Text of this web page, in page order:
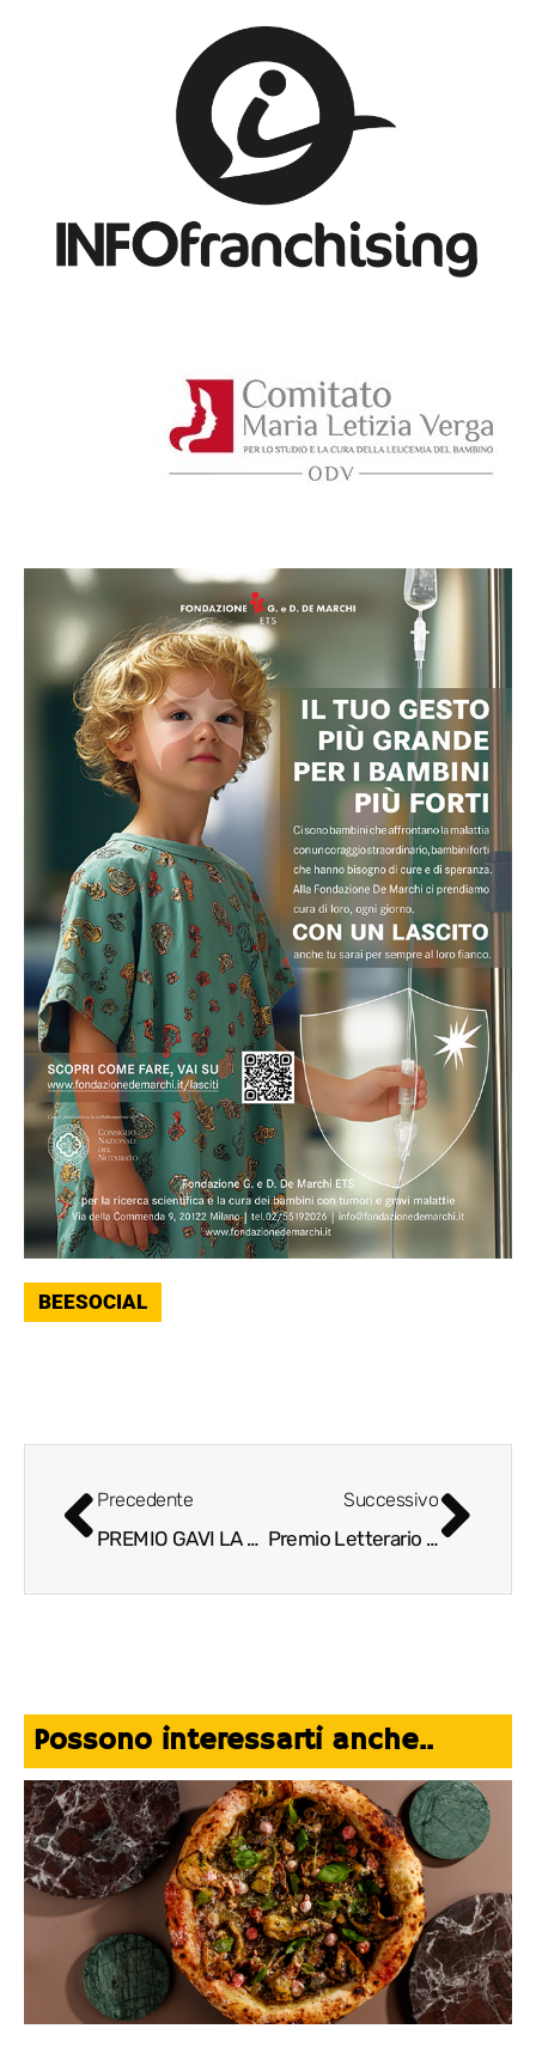
BEESOCIAL
Precedente
PREMIO GAVI LA BUONA ITALIA 2022
Successivo
Premio Letterario e Culturale Franciacorta
Possono interessarti anche..